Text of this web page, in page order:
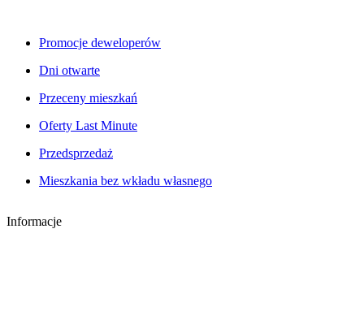
Promocje deweloperów
Dni otwarte
Przeceny mieszkań
Oferty Last Minute
Przedsprzedaż
Mieszkania bez wkładu własnego
Informacje